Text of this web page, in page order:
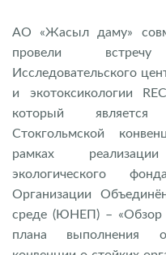
АО «Жасыл даму»
провели
Исследовательского
и экотоксикологии
который является
Стокгольмской
рамках
экологического
Организации
среде (ЮНЕП) – «Обзор
плана выполнения